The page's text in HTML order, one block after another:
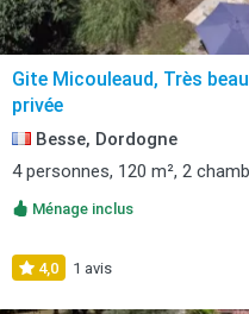
Gite Micouleaud, Très
privée
Besse, Dordogne
4 personnes, 120 m², 2
Ménage inclus
4,0 1 avis